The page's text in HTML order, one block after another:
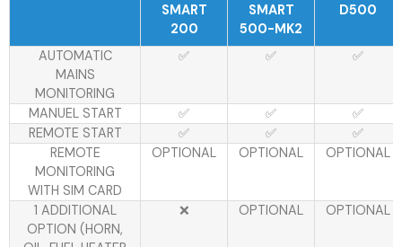
SMART
200
SMART
500-MK2
D500
AUTOMATIC
MAINS
MONITORING
✅ ✅ ✅
MANUEL START ✅ ✅
✅
REMOTE START
✅ ✅
✅
REMOTE
MONITORING
WITH SIM CARD
OPTIONAL OPTIONAL OPTIONAL
1 ADDITIONAL
OPTION (HORN,
❌ OPTIONAL OPTIONAL